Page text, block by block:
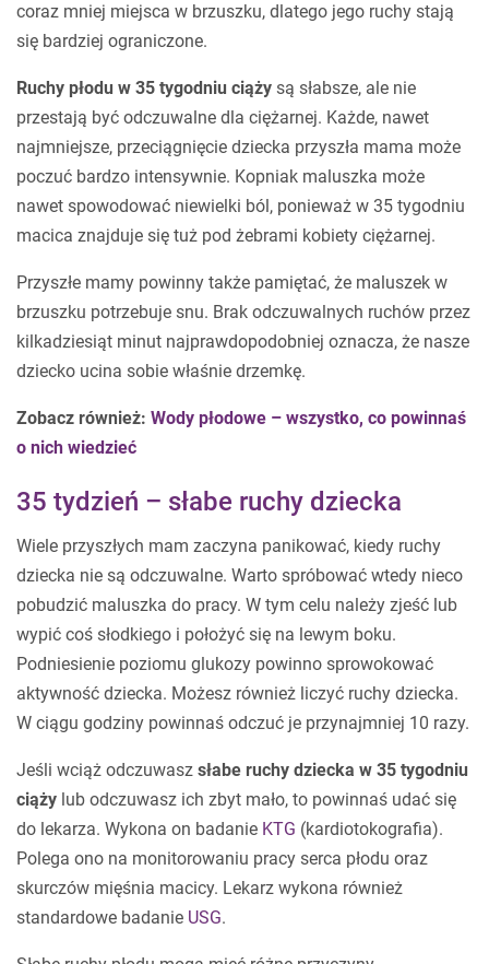
coraz mniej miejsca w brzuszku, dlatego jego ruchy stają
się bardziej ograniczone.
Ruchy płodu w 35 tygodniu ciąży są słabsze, ale nie
przestają być odczuwalne dla ciężarnej. Każde, nawet
najmniejsze, przeciągnięcie dziecka przyszła mama może
poczuć bardzo intensywnie. Kopniak maluszka może
nawet spowodować niewielki ból, ponieważ w 35 tygodniu
macica znajduje się tuż pod żebrami kobiety ciężarnej.
Przyszłe mamy powinny także pamiętać, że maluszek w
brzuszku potrzebuje snu. Brak odczuwalnych ruchów przez
kilkadziesiąt minut najprawdopodobniej oznacza, że nasze
dziecko ucina sobie właśnie drzemkę.
Zobacz również: Wody płodowe – wszystko, co powinnaś
o nich wiedzieć
35 tydzień – słabe ruchy dziecka
Wiele przyszłych mam zaczyna panikować, kiedy ruchy
dziecka nie są odczuwalne. Warto spróbować wtedy nieco
pobudzić maluszka do pracy. W tym celu należy zjeść lub
wypić coś słodkiego i położyć się na lewym boku.
Podniesienie poziomu glukozy powinno sprowokować
aktywność dziecka. Możesz również liczyć ruchy dziecka.
W ciągu godziny powinnaś odczuć je przynajmniej 10 razy.
Jeśli wciąż odczuwasz słabe ruchy dziecka w 35 tygodniu
ciąży lub odczuwasz ich zbyt mało, to powinnaś udać się
do lekarza. Wykona on badanie KTG (kardiotokografia).
Polega ono na monitorowaniu pracy serca płodu oraz
skurczów mięśnia macicy. Lekarz wykona również
standardowe badanie USG.